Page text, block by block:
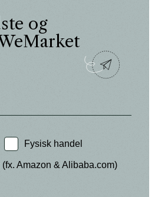
og
Fysisk handel
Amazon & Alibaba.com)